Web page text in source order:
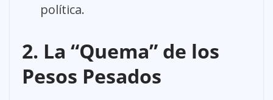
política.
2. La “Quema” de los
Pesos Pesados